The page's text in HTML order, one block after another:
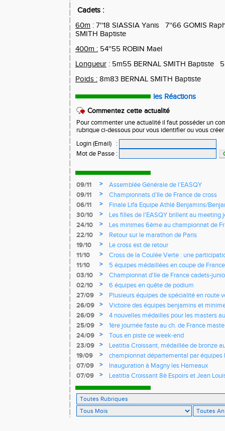
Cadets :
60m : 7''18 SIASSIA Yanis
7''66 GOMIS
SMITH Baptiste
400m : 54''55 ROBIN Mael
Longueur : 5m55 BERNAL SMITH Baptiste
Poids : 8m83 BERNAL SMITH Baptiste
les Réactions
Commentez cette actualité
Pour commenter une actualité il faut posséder un
rubrique ci-dessous pour vous identifier ou vous
Login (Email)
:
Mot de Passe :
09/11 >
Assemblée Générale de l'EASQY
09/11
>
Championnats d’Ile de France de cross
06/11
>
Finale Lifa Equipe Athlé Benjamins/
30/10
>
Les filles de l'EASQY brillent au meeting
records du club battus
24/10 >
Les minimes 6ème au championnat de
22/10
>
Retour sur le marathon de Paris
19/10
>
Le cross est de retour
11/10
>
Cross de la Coulée Verte : une
Rendez-vous !
11/10 >
5 équipes médaillées en coupe de France
03/10
>
Championnat d'Ile de France cadets-
l'EASQY victorieuses
02/10 >
6 équipes en quête de podium
27/09
>
Plusieurs équipes de spécialité en route
France
26/09 >
Victoire des équipes benjamins et
Yvelines
26/09 >
4 nouvelles médailles pour les masters
25/09
>
1ère journée faste au ch. de France
d'argent
24/09 >
Tous en piste ce week-end
23/09
>
Leatitia Croissant, médaillée de bronze
de course de montagne
19/09 >
championnat départemental par
07/09
>
Inauguration à Magny les Hameaux
07/09
>
Leatitia Croissant 8è Espoirs et Jean